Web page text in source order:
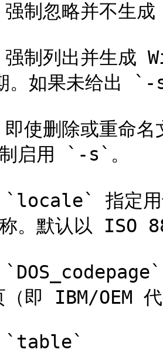
忽略并不生成
列出并生成
。如果未给
删除或重命名
启用 `-s`。
指定用
称。默认以 ISO
（即 IBM/OEM